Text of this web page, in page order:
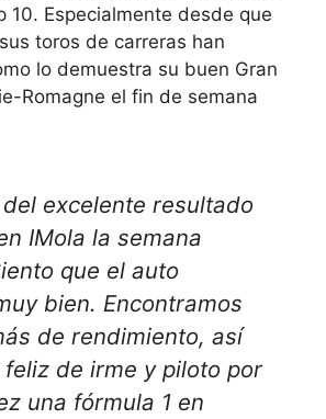
10. Especialmente desde que
toros de carreras han
lo demuestra su buen Gran
Romagne el fin de semana
del excelente resultado
IMola la semana
que el auto
bien. Encontramos
de rendimiento, así
feliz de irme y piloto por
una fórmula 1 en